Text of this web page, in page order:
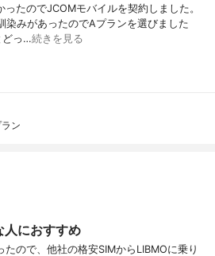
たのでJCOMモバイルを契約しました。
染みがあったのでAプランを選びました
どっ…続きを見る
ン
人におすすめ
ので、他社の格安SIMからLIBMOに乗り